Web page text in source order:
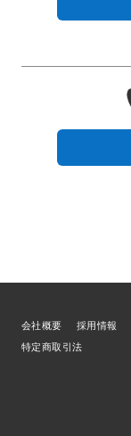
会社概要 採用情報
特定商取引法